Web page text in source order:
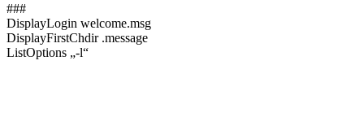
###
DisplayLogin welcome.msg
DisplayFirstChdir .message
ListOptions „-l“